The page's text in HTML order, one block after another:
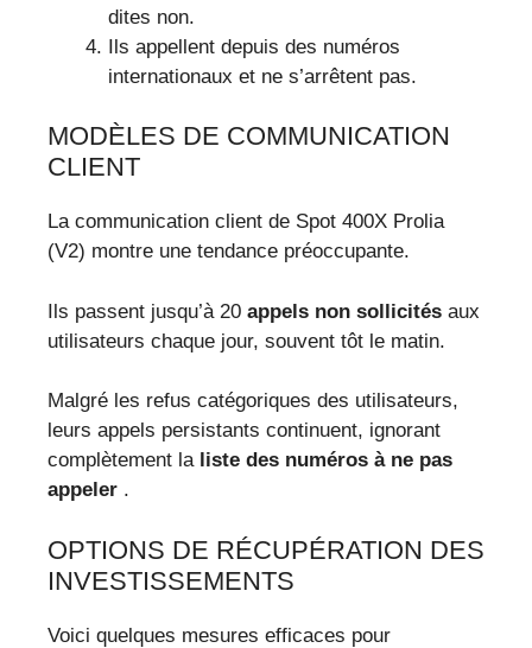
dites non.
Ils appellent depuis des numéros
internationaux et ne s’arrêtent pas.
MODÈLES DE COMMUNICATION
CLIENT
La communication client de Spot 400X Prolia
(V2) montre une tendance préoccupante.
Ils passent jusqu’à 20 appels non sollicités aux
utilisateurs chaque jour, souvent tôt le matin.
Malgré les refus catégoriques des utilisateurs,
leurs appels persistants continuent, ignorant
complètement la liste des numéros à ne pas
appeler .
OPTIONS DE RÉCUPÉRATION DES
INVESTISSEMENTS
Voici quelques mesures efficaces pour